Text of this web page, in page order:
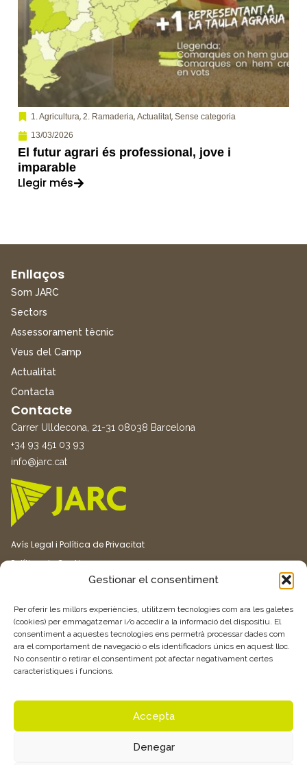
Gestionar el consentiment
Per oferir les millors experiències, utilitzem tecnologies com ara les galetes
(cookies) per emmagatzemar i/o accedir a la informació del dispositiu. El
consentiment a aquestes tecnologies ens permetrà processar dades com
ara el comportament de navegació o els identificadors únics en aquest lloc.
No consentir o retirar el consentiment pot afectar negativament certes
característiques i funcions.
Accepta
Denegar
1. Agricultura, 2. Ramaderia, Actualitat, Sense categoria
13/03/2026
El futur agrari és professional, jove i
imparable
Llegir més
Enllaços
Som JARC
Sectors
Assessorament tècnic
Veus del Camp
Actualitat
Contacta
Contacte
Carrer Ulldecona, 21-31 08038 Barcelona
+34 93 451 03 93
info@jarc.cat
Avís Legal i Política de Privacitat
Política de Cookies
Vull rebre més informació